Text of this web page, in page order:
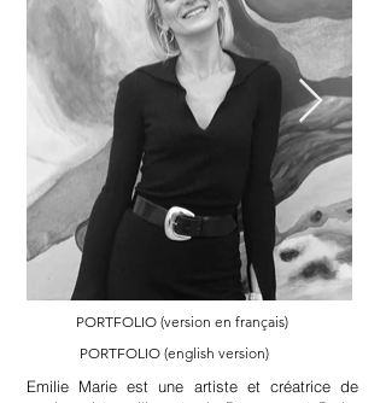
PORTFOLIO (version en français)
PORTFOLIO (english version)
Emilie Marie est une artiste et créatrice de